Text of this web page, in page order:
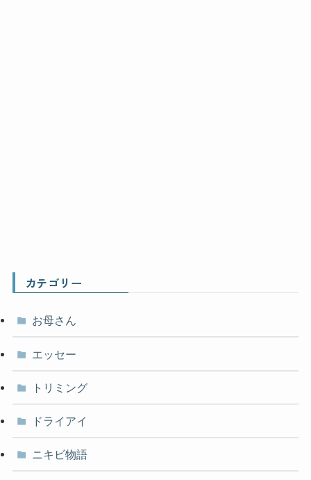
カテゴリー
お母さん
エッセー
トリミング
ドライアイ
ニキビ物語